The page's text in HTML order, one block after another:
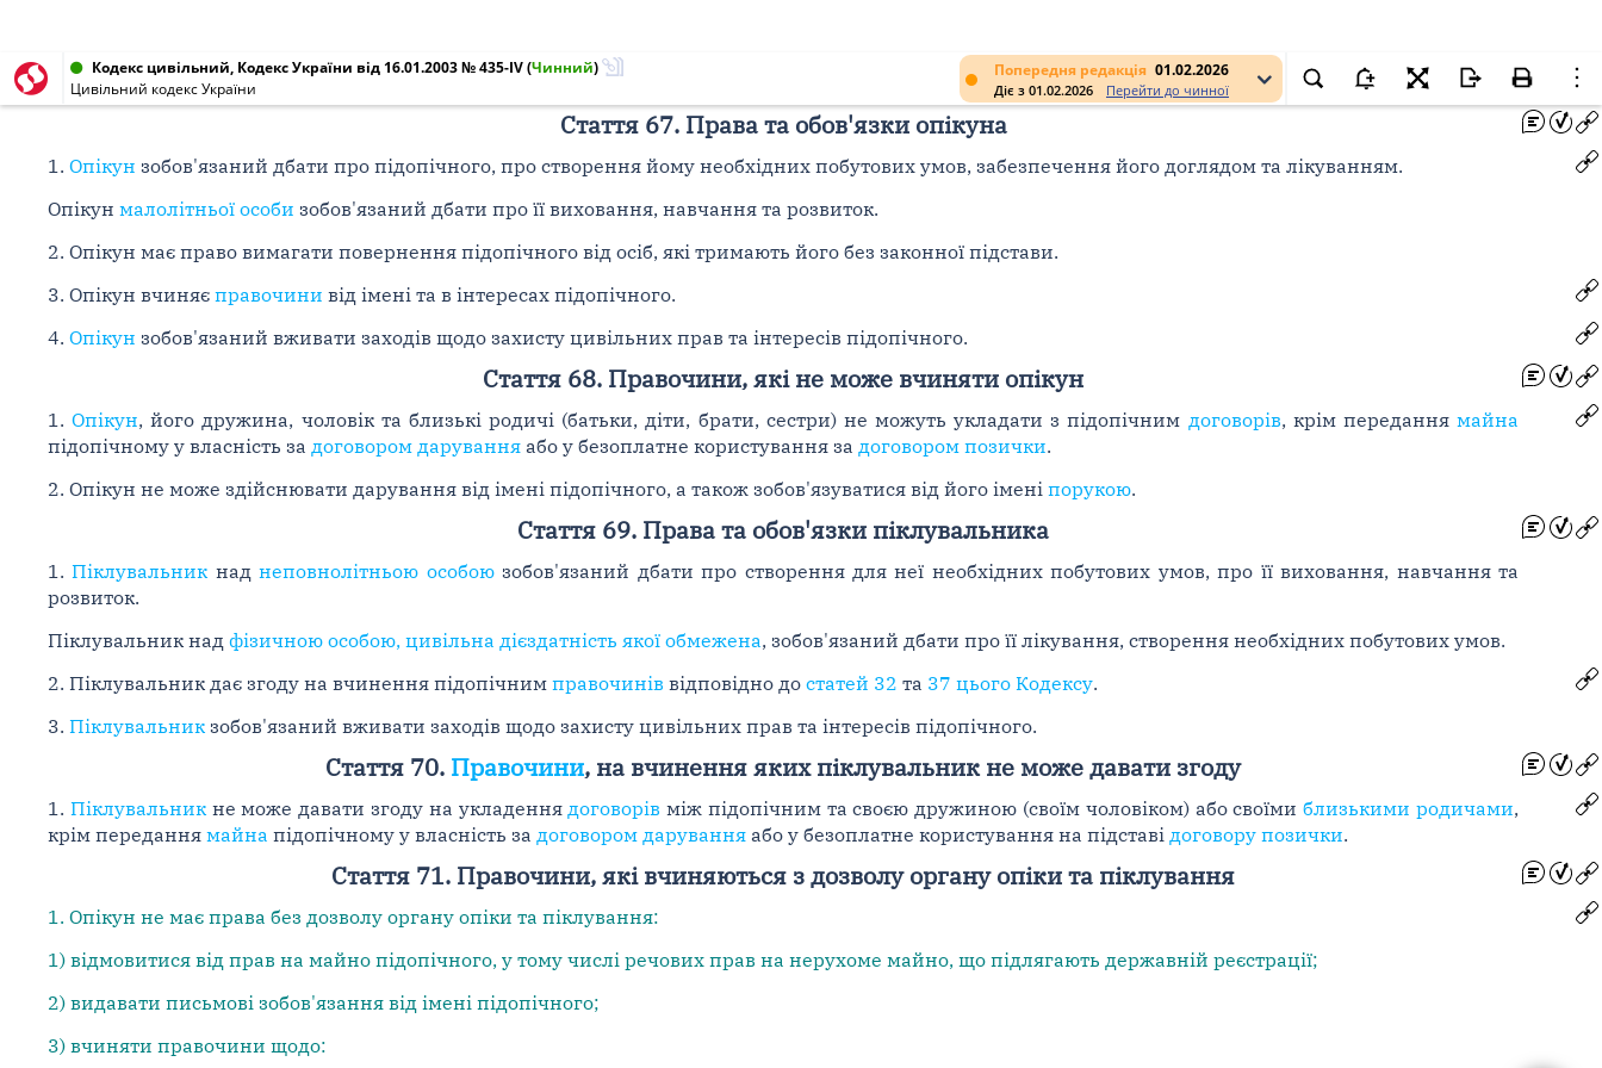
Попередня редакція 01.02.2026
Діє з 01.02.2026 Перейти до чинної
Кодекс цивільний, Кодекс України від 16.01.2003 № 435-IV(Чинний)
Цивільний кодекс України